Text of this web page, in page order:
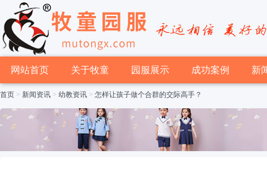
网站首页 关于牧童 园服展示 成功案例 新
首页 > 新闻资讯 > 幼教资讯 > 怎样让孩子做个合群的交际高手？